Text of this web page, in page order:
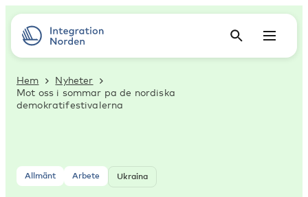
Hem
Nyheter
Mot oss i sommar pa de nordiska
demokratifestivalerna
Allmänt Arbete Ukraina